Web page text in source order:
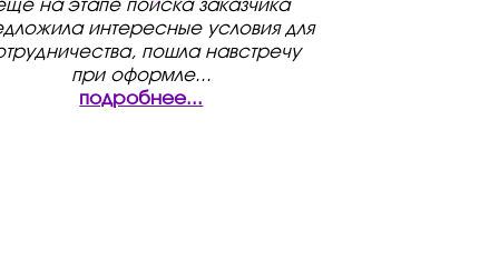
на этапе поиска заказчика
интересные условия для
пошла навстречу
при оформле...
подробнее...